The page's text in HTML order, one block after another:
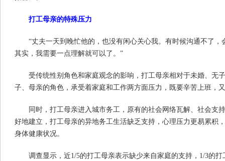
打工母亲的特殊压力
“丈夫一天到晚忙他的，也没有闲心关心我。有时候沟通不了
其实，我需要一点理解就可以了。”
受传统性别角色和家庭观念的影响，打工母亲相对于未婚、无
子、母亲的角色，承受着家庭和工作两方面压力，既要辛苦上班，
同时，打工母亲进入城市务工，原有的社会网络瓦解、社会支
好地建立，打工母亲的异地务工生活缺乏支持，心理压力更易累积
身体健康状况。
调查显示，近1/5的打工母亲表示缺少来自家庭的支持，1/3的